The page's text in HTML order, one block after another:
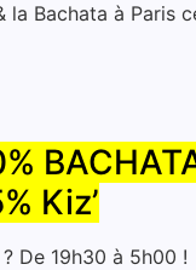
la Bachata à Paris
Kiz’
De 19h30 à 5h00 !